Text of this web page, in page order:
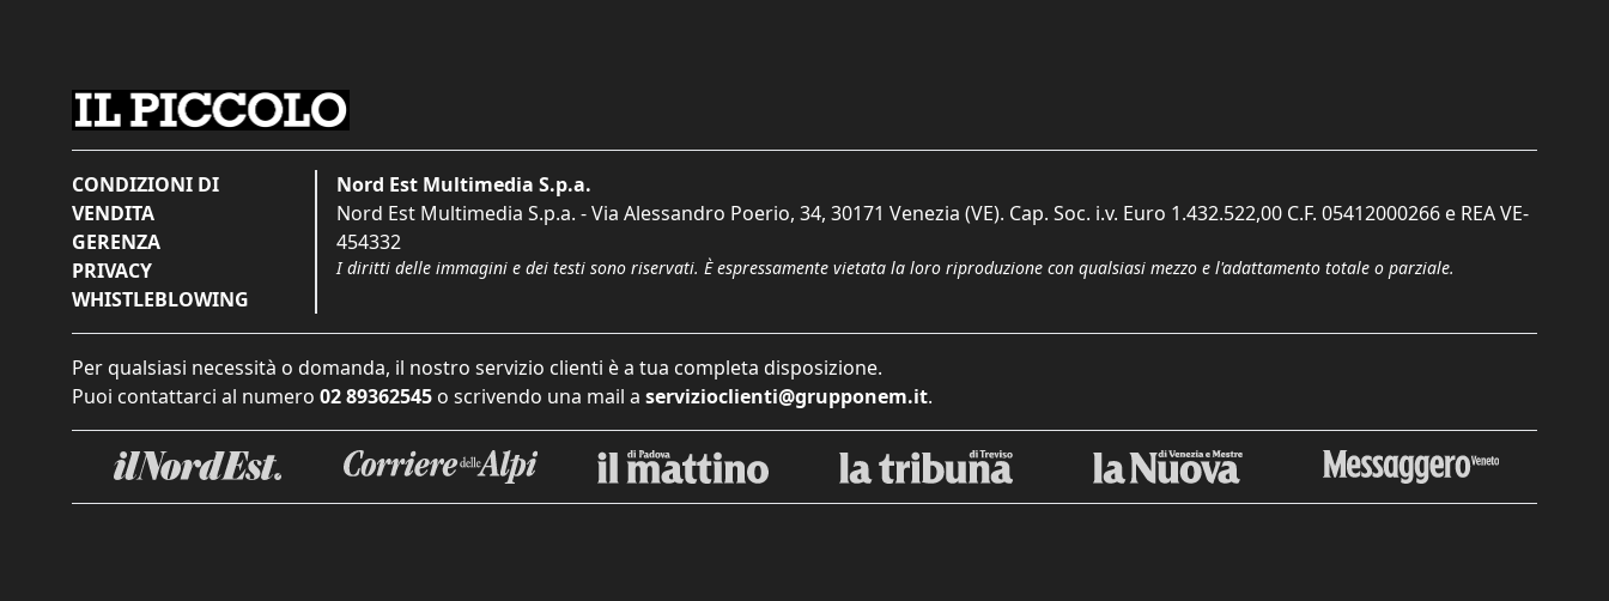
CONDIZIONI DI
VENDITA
GERENZA
PRIVACY
WHISTLEBLOWING
Nord Est Multimedia S.p.a.
Nord Est Multimedia S.p.a. - Via Alessandro Poerio, 34, 30171 Venezia (VE). Cap. Soc. i.v. Euro 1.432.522,00 C.F. 05412000266 e REA VE-
454332
I diritti delle immagini e dei testi sono riservati. È espressamente vietata la loro riproduzione con qualsiasi mezzo e l'adattamento totale o parziale.
Per qualsiasi necessità o domanda, il nostro servizio clienti è a tua completa disposizione.
Puoi contattarci al numero 02 89362545 o scrivendo una mail a servizioclienti@grupponem.it.